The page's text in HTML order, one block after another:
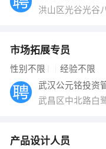
洪山区光谷光谷
市场拓展专员
性别不限 经验不限
武汉公元铭投资
武昌区中北路白
产品设计人员